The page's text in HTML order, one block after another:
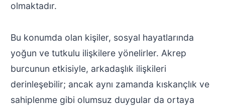
olmaktadır.
Bu konumda olan kişiler, sosyal hayatlarında
yoğun ve tutkulu ilişkilere yönelirler. Akrep
burcunun etkisiyle, arkadaşlık ilişkileri
derinleşebilir; ancak aynı zamanda kıskançlık ve
sahiplenme gibi olumsuz duygular da ortaya